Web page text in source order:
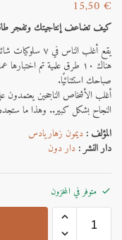
15,50 €
كيف تضاعف إنتاجيتك وتفجر
يقع أغلب الناس في ٧ سلوكيات شائعة تزيد من احتمالية التوتر والكسل وقلة الإنتاجية.
هناك ١٠ طرق علمية تم
صباحك استثنائيًا.
أغلب الأشخاص الناجحين
النجاح بشكل كبير.. وهذا ما
المؤلف :ديمون زهاريادس
دار النشر :دار دون
متوفر في المخزون